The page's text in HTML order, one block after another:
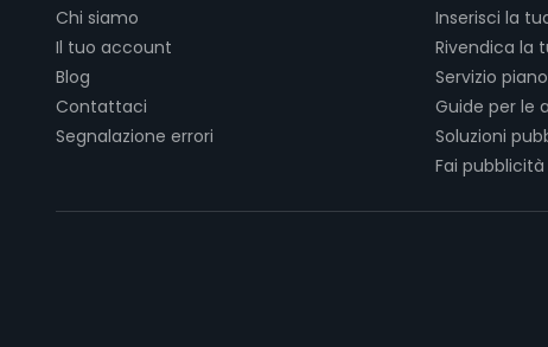
Chi siamo
Il tuo account
Blog
Contattaci
Segnalazione errori
Inserisci la
Rivendica la
Servizio piano
Guide per le
Soluzioni
Fai